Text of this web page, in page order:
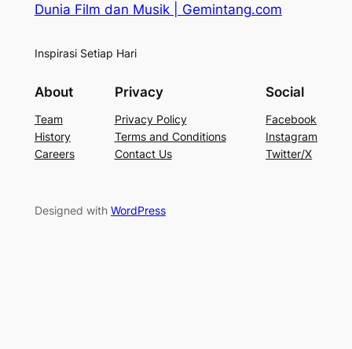
Dunia Film dan Musik | Gemintang.com
Inspirasi Setiap Hari
About
Team
History
Careers
Privacy
Privacy Policy
Terms and Conditions
Contact Us
Social
Facebook
Instagram
Twitter/X
Designed with WordPress